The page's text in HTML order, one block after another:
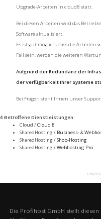
Upgrade-Arbeiten in cloud8 statt.
Bei diesen Arbeiten wird das
Software aktualisiert.
Es ist gut möglich, dass die Arbeiten
Fall sein, werden die weiteren
Aufgrund der Redundanz der
der Verfügbarkeit Ihrer Systeme
Bei Fragen steht Ihnen unser
4 Betroffene Dienstleistungen:
Cloud /Cloud 8
SharedHosting / Business- &
SharedHosting /Shop-Hosting
SharedHosting /Webhosting Pro
Die Profihost GmbH stellt